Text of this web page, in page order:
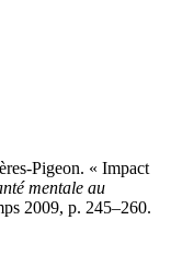
Pigeon. « Impact
mentale au
2009, p. 245–260.